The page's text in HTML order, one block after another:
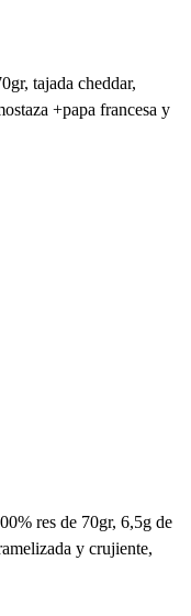
tajada cheddar,
+papa francesa y
res de 70gr, 6,5g de
y crujiente,